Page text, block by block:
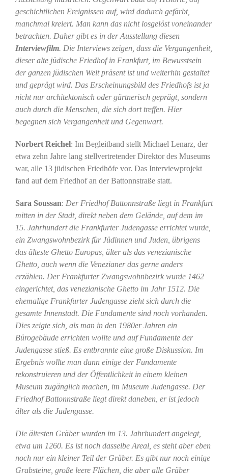
geschichtlichen Ereignissen auf, wird dadurch gefärbt,
manchmal kreiert. Man kann das nicht losgelöst voneinander
betrachten. Daher gibt es in der Ausstellung diesen
Interviewfilm. Die Interviews zeigen, dass die Vergangenheit,
dieser alte jüdische Friedhof in Frankfurt, im Bewusstsein
der ganzen jüdischen Welt präsent ist und weiterhin gestaltet
und geprägt wird. Das Erscheinungsbild des Friedhofs ist ja
nicht nur architektonisch oder gärtnerisch geprägt, sondern
auch durch die Menschen, die sich dort treffen. Hier
begegnen sich Vergangenheit und Gegenwart.
Norbert Reichel: Im Begleitband stellt Michael Lenarz, der
etwa zehn Jahre lang stellvertretender Direktor des Museums
war, alle 13 jüdischen Friedhöfe vor. Das Interviewprojekt
fand auf dem Friedhof an der Battonnstraße statt.
Sara Soussan: Der Friedhof Battonnstraße liegt in Frankfurt
mitten in der Stadt, direkt neben dem Gelände, auf dem im
15. Jahrhundert die Frankfurter Judengasse errichtet wurde,
ein Zwangswohnbezirk für Jüdinnen und Juden, übrigens
das älteste Ghetto Europas, älter als das venezianische
Ghetto, auch wenn die Venezianer das gerne anders
erzählen. Der Frankfurter Zwangswohnbezirk wurde 1462
eingerichtet, das venezianische Ghetto im Jahr 1512. Die
ehemalige Frankfurter Judengasse zieht sich durch die
gesamte Innenstadt. Die Fundamente sind noch vorhanden.
Dies zeigte sich, als man in den 1980er Jahren ein
Bürogebäude errichten wollte und auf Fundamente der
Judengasse stieß. Es entbrannte eine große Diskussion. Im
Ergebnis wollte man dann einige der Fundamente
rekonstruieren und der Öffentlichkeit in einem kleinen
Museum zugänglich machen, im Museum Judengasse. Der
Friedhof Battonnstraße liegt direkt daneben, er ist jedoch
älter als die Judengasse.
Die ältesten Gräber wurden im 13. Jahrhundert angelegt,
etwa um 1260. Es ist noch dasselbe Areal, es steht aber eben
noch nur ein kleiner Teil der Gräber. Es gibt nur noch einige
Grabsteine, große leere Flächen, die aber alle Gräber